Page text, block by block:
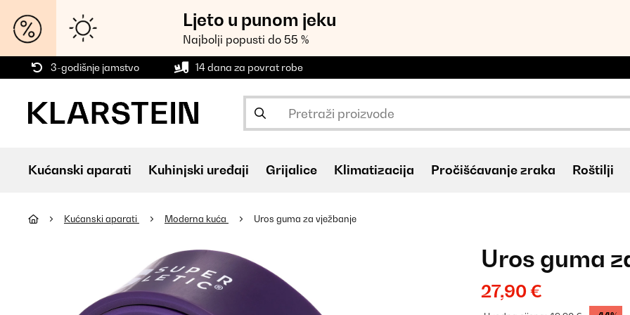
Ljeto u punom jeku
Najbolji popusti do 55 %
3-godišnje jamstvo 14 dana za povrat robe
Kućanski aparati Kuhinjski uređaji Grijalice Klimatizacija Pročišćavanje zraka Roštilji
Kućanski aparati Moderna kuća Uros guma za vježbanje
Uros guma
27,90 €